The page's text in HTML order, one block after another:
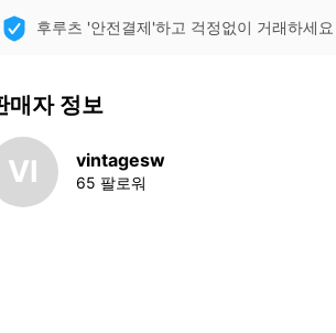
후루츠 '안전결제'하고 걱정없이 거래하세요
매자 정보
VI vintagesw
65 팔로워